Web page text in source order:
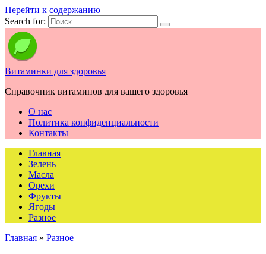
Перейти к содержанию
Search for:
Витаминки для здоровья
Справочник витаминов для вашего здоровья
О нас
Политика конфиденциальности
Контакты
Главная
Зелень
Масла
Орехи
Фрукты
Ягоды
Разное
Главная » Разное